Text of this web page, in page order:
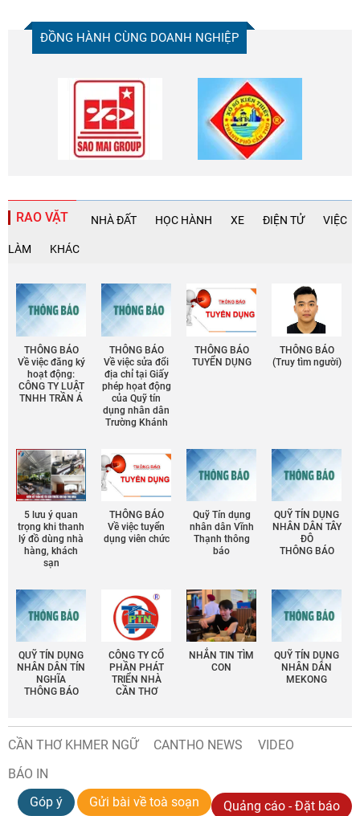
ĐỒNG HÀNH CÙNG DOANH NGHIỆP
RAO VẶT NHÀ ĐẤT HỌC HÀNH XE ĐIỆN TỬ VIỆC
LÀM KHÁC
THÔNG BÁO
Về việc đăng ký
hoạt động:
CÔNG TY LUẬT
TNHH TRẦN Á
THÔNG BÁO
Về việc sửa đổi
địa chỉ tại Giấy
phép họat động
của Quỹ tín
dụng nhân dân
Trường Khánh
THÔNG BÁO
TUYỂN DỤNG
THÔNG BÁO
(Truy tìm người)
5 lưu ý quan
trọng khi thanh
lý đồ dùng nhà
hàng, khách
sạn
THÔNG BÁO
Về việc tuyển
dụng viên chức
Quỹ Tín dụng
nhân dân Vĩnh
Thạnh thông
báo
QUỸ TÍN DỤNG
NHÂN DÂN TÂY
ĐÔ
THÔNG BÁO
QUỸ TÍN DỤNG
NHÂN DÂN TÍN
NGHĨA
THÔNG BÁO
CÔNG TY CỔ
PHẦN PHÁT
TRIỂN NHÀ
CẦN THƠ
NHẮN TIN TÌM
CON
QUỸ TÍN DỤNG
NHÂN DÂN
MEKONG
CẦN THƠ KHMER NGỮ CANTHO NEWS
VIDEO
BÁO IN
Góp ý
Gửi bài về toà soạn Quảng cáo - Đặt báo